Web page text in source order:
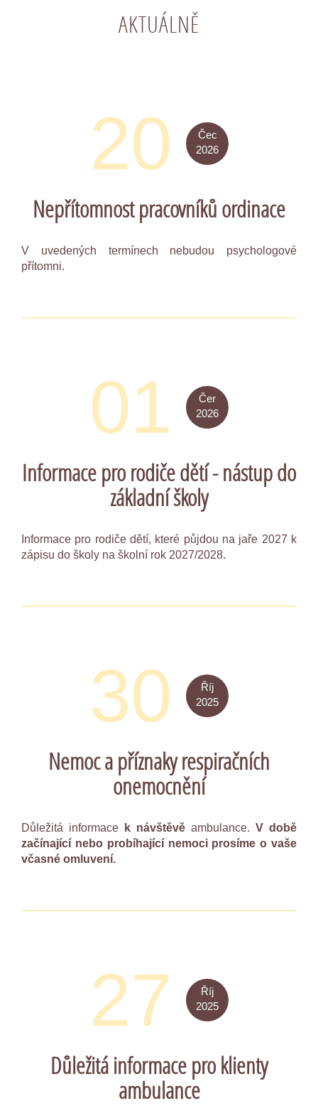
AKTUÁLNĚ
20
Čec
2026
Nepřítomnost pracovníků ordinace
V uvedených termínech nebudou psychologové
přítomni.
01
Čer
2026
Informace pro rodiče dětí - nástup do
základní školy
Informace pro rodiče dětí, které půjdou na jaře 2027 k
zápisu do školy na školní rok 2027/2028.
30
Říj
2025
Nemoc a příznaky respiračních
onemocnění
Důležitá informace k návštěvě ambulance. V době
začínající nebo probíhající nemoci prosíme o vaše
včasné omluvení.
27
Říj
2025
Důležitá informace pro klienty
ambulance